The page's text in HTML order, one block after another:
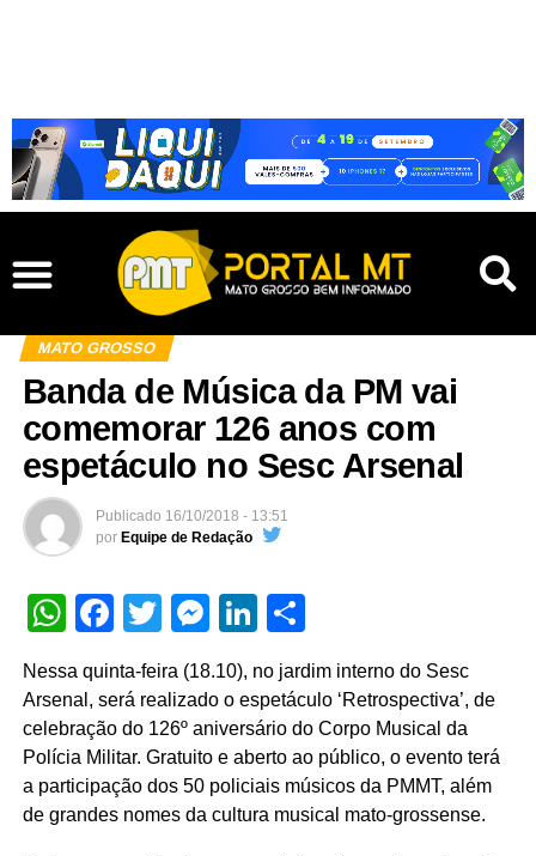
MATO GROSSO
Banda de Música da PM vai
comemorar 126 anos com
espetáculo no Sesc Arsenal
Publicado 16/10/2018 - 13:51
por Equipe de Redação
WhatsApp
Facebook
TwitterMessenger
LinkedIn
Nessa quinta-feira (18.10), no jardim interno do Sesc
Arsenal, será realizado o espetáculo ‘Retrospectiva’, de
celebração do 126º aniversário do Corpo Musical da
Polícia Militar. Gratuito e aberto ao público, o evento terá
a participação dos 50 policiais músicos da PMMT, além
de grandes nomes da cultura musical mato-grossense.